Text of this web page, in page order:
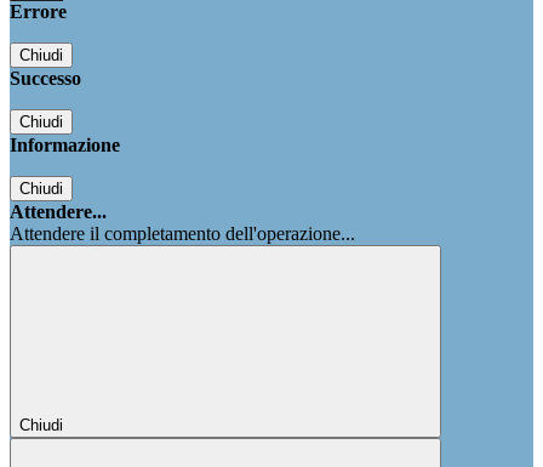
Errore
Chiudi
Successo
Chiudi
Informazione
Chiudi
Attendere...
Attendere il completamento dell'operazione...
Chiudi